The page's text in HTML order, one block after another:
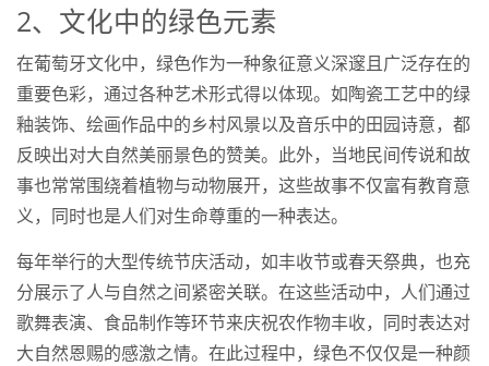
2、文化中的绿色元素
在葡萄牙文化中，绿色作为一种象征意义深邃且广泛存在的
重要色彩，通过各种艺术形式得以体现。如陶瓷工艺中的绿
釉装饰、绘画作品中的乡村风景以及音乐中的田园诗意，都
反映出对大自然美丽景色的赞美。此外，当地民间传说和故
事也常常围绕着植物与动物展开，这些故事不仅富有教育意
义，同时也是人们对生命尊重的一种表达。
每年举行的大型传统节庆活动，如丰收节或春天祭典，也充
分展示了人与自然之间紧密关联。在这些活动中，人们通过
歌舞表演、食品制作等环节来庆祝农作物丰收，同时表达对
大自然恩赐的感激之情。在此过程中，绿色不仅仅是一种颜